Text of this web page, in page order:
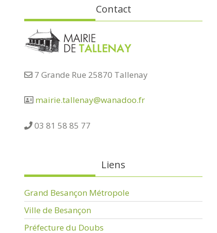
Contact
7 Grande Rue 25870 Tallenay
mairie.tallenay@wanadoo.fr
03 81 58 85 77
Liens
Grand Besançon Métropole
Ville de Besançon
Préfecture du Doubs